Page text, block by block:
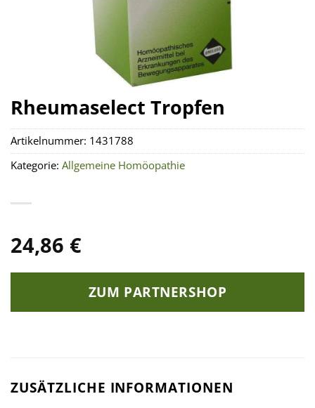
Rheumaselect Tropfen
24,86 €
ZUM PARTNERSHOP
Artikelnummer: 1431788
Kategorie: Allgemeine Homöopathie
ZUSÄTZLICHE INFORMATIONEN